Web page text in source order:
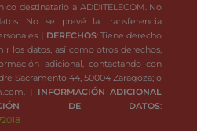
destinatario a ADDITELECOM. No
No se prevé la transferencia
DERECHOS: Tiene derecho
los datos, así como otros derechos,
adicional, contactando con
Sacramento 44, 50004 Zaragoza; o
INFORMACIÓN ADICIONAL
DE DATOS: